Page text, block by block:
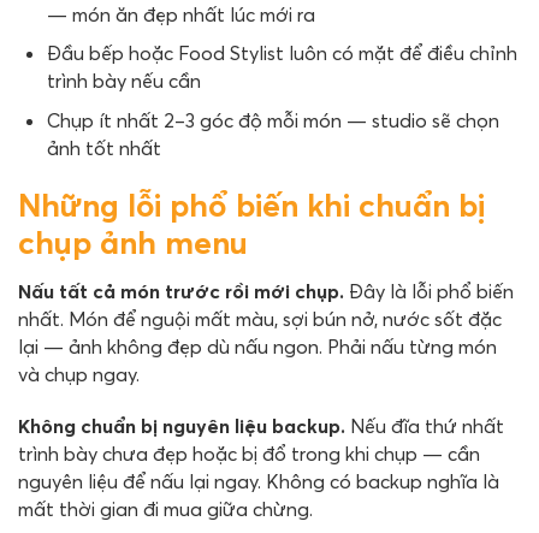
— món ăn đẹp nhất lúc mới ra
Đầu bếp hoặc Food Stylist luôn có mặt để điều chỉnh
trình bày nếu cần
Chụp ít nhất 2–3 góc độ mỗi món — studio sẽ chọn
ảnh tốt nhất
Những lỗi phổ biến khi chuẩn bị
chụp ảnh menu
Nấu tất cả món trước rồi mới chụp. Đây là lỗi phổ biến
nhất. Món để nguội mất màu, sợi bún nở, nước sốt đặc
lại — ảnh không đẹp dù nấu ngon. Phải nấu từng món
và chụp ngay.
Không chuẩn bị nguyên liệu backup. Nếu đĩa thứ nhất
trình bày chưa đẹp hoặc bị đổ trong khi chụp — cần
nguyên liệu để nấu lại ngay. Không có backup nghĩa là
mất thời gian đi mua giữa chừng.